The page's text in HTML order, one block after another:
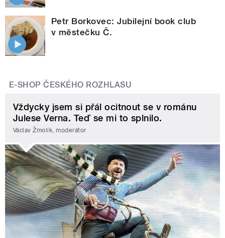
Petr Borkovec: Jubilejní book club
v městečku Č.
E-SHOP ČESKÉHO ROZHLASU
Vždycky jsem si přál ocitnout se v románu
Julese Verna. Teď se mi to splnilo.
Václav Žmolík, moderátor